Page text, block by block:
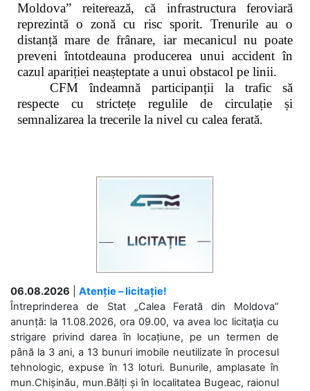
Moldova” reiterează, că infrastructura feroviară
reprezintă o zonă cu risc sporit. Trenurile au o
distanță mare de frânare, iar mecanicul nu poate
preveni întotdeauna producerea unui accident în
cazul apariției neașteptate a unui obstacol pe linii.
CFM îndeamnă participanții la trafic să
respecte cu strictețe regulile de circulație și
semnalizarea la trecerile la nivel cu calea ferată.
06.08.2026
Atenție – licitație!
Întreprinderea de Stat „Calea Ferată din Moldova”
anunță: la 11.08.2026, ora 09.00, va avea loc licitaţia cu
strigare privind darea în locațiune, pe un termen de
până la 3 ani, a 13 bunuri imobile neutilizate în procesul
tehnologic, expuse în 13 loturi. Bunurile, amplasate în
mun.Chișinău, mun.Bălți și în localitatea Bugeac, raionul